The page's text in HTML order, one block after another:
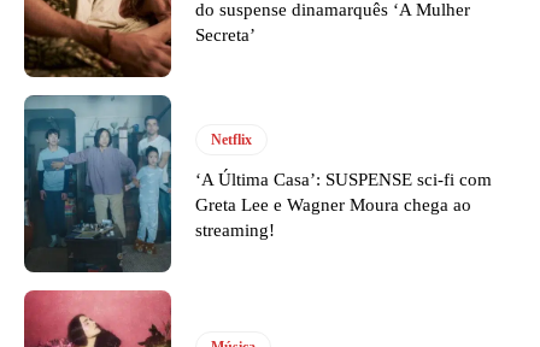
do suspense dinamarquês ‘A Mulher
Secreta’
Netflix
‘A Última Casa’: SUSPENSE sci-fi com
Greta Lee e Wagner Moura chega ao
streaming!